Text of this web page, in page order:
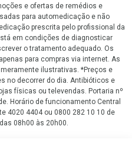
e ofertas de remédios e
para automedicação e não
prescrita pelo profissional da
em condições de diagnosticar
o tratamento adequado. Os
para compras via internet. As
ilustrativas. *Preços e
no decorrer do dia. Antibióticos e
físicas ou televendas. Portaria nº
Horário de funcionamento Central
4020 4404 ou 0800 282 10 10 de
08h00 às 20h00.